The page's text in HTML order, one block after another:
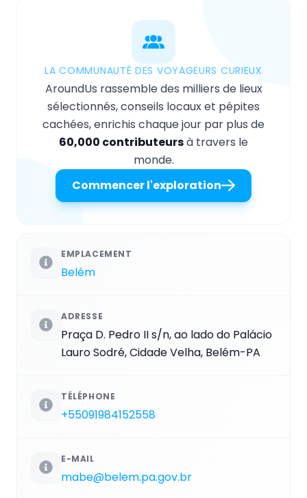
LA COMMUNAUTÉ DES VOYAGEURS CURIEUX
AroundUs rassemble des milliers de lieux
sélectionnés, conseils locaux et pépites
cachées, enrichis chaque jour par plus de
60,000 contributeursà travers le
monde.
Commencer l'exploration
EMPLACEMENT
Belém
ADRESSE
Praça D. Pedro II s/n, ao lado do Palácio
Lauro Sodré, Cidade Velha, Belém-PA
TÉLÉPHONE
+55091984152558
E-MAIL
mabe@belem.pa.gov.br